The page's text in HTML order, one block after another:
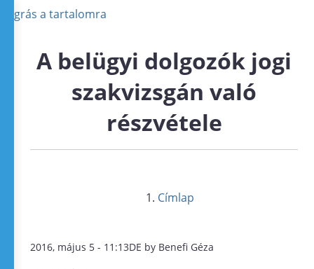
Ugrás a tartalomra
A belügyi dolgozók jogi
szakvizsgán való
részvétele
Címlap
2016, május 5 - 11:13DE by Benefi Géza